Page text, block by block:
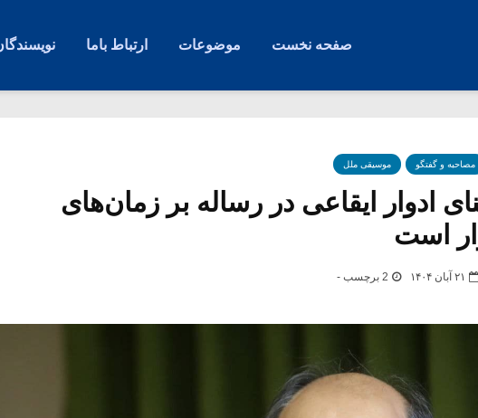
صفحه نخست موضوعات ارتباط باما
مصاحبه و گفتگو موسیقی ملل
ادوار ایقاعی در رساله بر زمان‌های
است
۲۱ آبان ۱۴۰۴ 2 برچسب -